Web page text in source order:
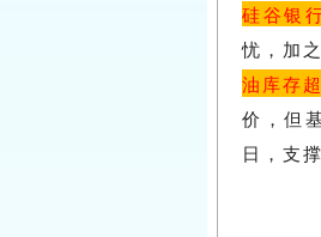
硅谷银
忧，加
油库存
价，但
日，支